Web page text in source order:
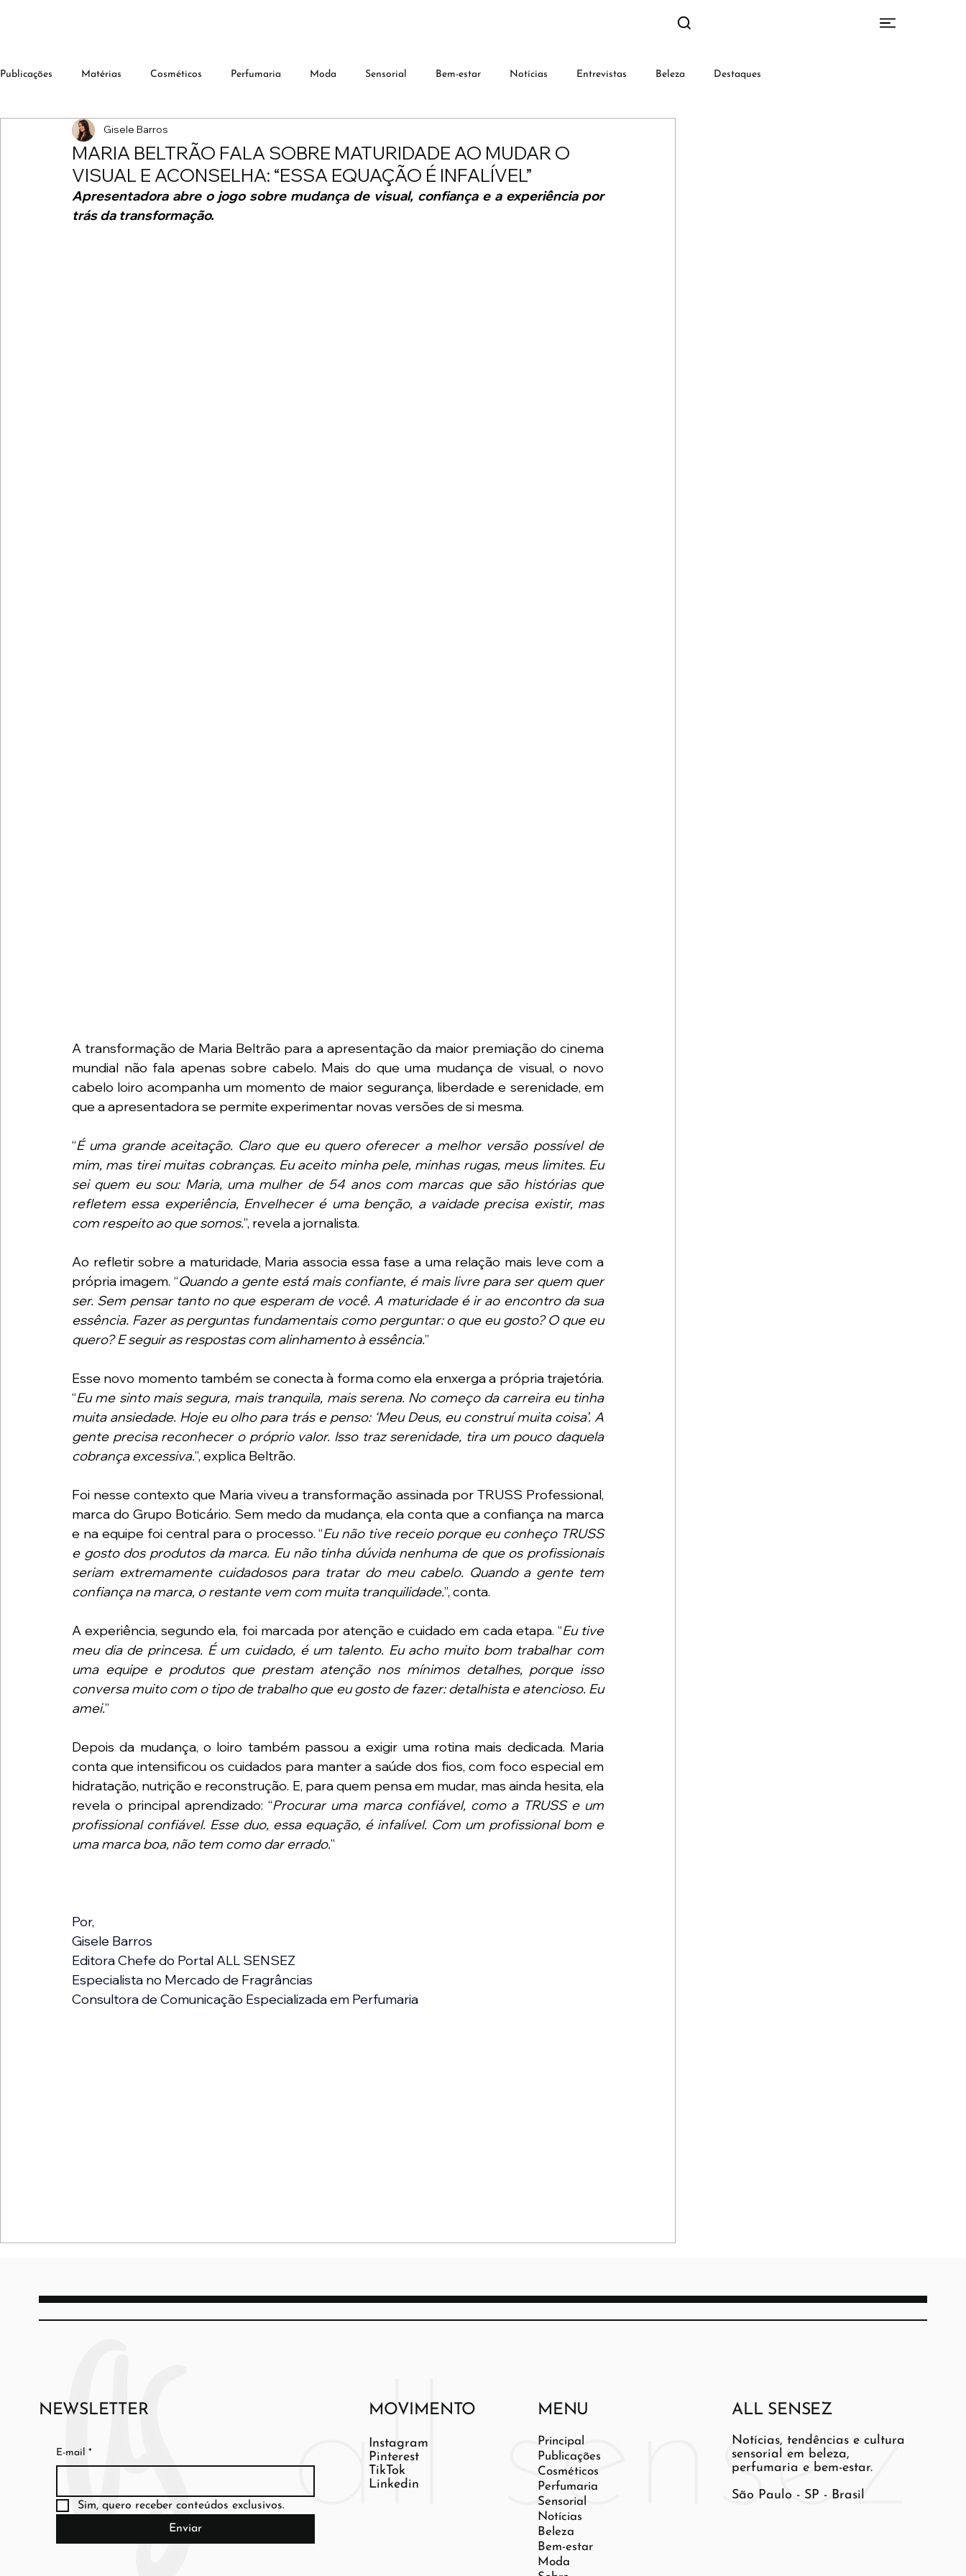
Publicações Matérias Cosméticos Perfumaria Moda Sensorial Bem-estar Notícias Entrevistas Beleza Destaques
MARIA BELTRÃO FALA SOBRE MATURIDADE AO MUDAR O
VISUAL E ACONSELHA: “ESSA EQUAÇÃO É INFALÍVEL”
Gisele Barros
Apresentadora abre o jogo sobre mudança de visual, confiança e a experiência por
trás da transformação.
A transformação de Maria Beltrão para a apresentação da maior premiação do cinema
mundial não fala apenas sobre cabelo. Mais do que uma mudança de visual, o novo
cabelo loiro acompanha um momento de maior segurança, liberdade e serenidade, em
que a apresentadora se permite experimentar novas versões de si mesma.
“É uma grande aceitação. Claro que eu quero oferecer a melhor versão possível de
mim, mas tirei muitas cobranças. Eu aceito minha pele, minhas rugas, meus limites. Eu
sei quem eu sou: Maria, uma mulher de 54 anos com marcas que são histórias que
refletem essa experiência, Envelhecer é uma benção, a vaidade precisa existir, mas
com respeito ao que somos.”, revela a jornalista.
Ao refletir sobre a maturidade, Maria associa essa fase a uma relação mais leve com a
própria imagem. “Quando a gente está mais confiante, é mais livre para ser quem quer
ser. Sem pensar tanto no que esperam de você. A maturidade é ir ao encontro da sua
essência. Fazer as perguntas fundamentais como perguntar: o que eu gosto? O que eu
quero? E seguir as respostas com alinhamento à essência.”
Esse novo momento também se conecta à forma como ela enxerga a própria trajetória.
“Eu me sinto mais segura, mais tranquila, mais serena. No começo da carreira eu tinha
muita ansiedade. Hoje eu olho para trás e penso: ‘Meu Deus, eu construí muita coisa’. A
gente precisa reconhecer o próprio valor. Isso traz serenidade, tira um pouco daquela
cobrança excessiva.”, explica Beltrão.
Foi nesse contexto que Maria viveu a transformação assinada por TRUSS Professional,
marca do Grupo Boticário. Sem medo da mudança, ela conta que a confiança na marca
e na equipe foi central para o processo. “Eu não tive receio porque eu conheço TRUSS
e gosto dos produtos da marca. Eu não tinha dúvida nenhuma de que os profissionais
seriam extremamente cuidadosos para tratar do meu cabelo. Quando a gente tem
confiança na marca, o restante vem com muita tranquilidade.”, conta.
A experiência, segundo ela, foi marcada por atenção e cuidado em cada etapa. “Eu tive
meu dia de princesa. É um cuidado, é um talento. Eu acho muito bom trabalhar com
uma equipe e produtos que prestam atenção nos mínimos detalhes, porque isso
conversa muito com o tipo de trabalho que eu gosto de fazer: detalhista e atencioso. Eu
amei.”
Depois da mudança, o loiro também passou a exigir uma rotina mais dedicada. Maria
conta que intensificou os cuidados para manter a saúde dos fios, com foco especial em
hidratação, nutrição e reconstrução. E, para quem pensa em mudar, mas ainda hesita, ela
revela o principal aprendizado: “Procurar uma marca confiável, como a TRUSS e um
profissional confiável. Esse duo, essa equação, é infalível. Com um profissional bom e
uma marca boa, não tem como dar errado.”
Por,
Gisele Barros
Editora Chefe do Portal ALL SENSEZ
Especialista no Mercado de Fragrâncias
Consultora de Comunicação Especializada em Perfumaria
NEWSLETTER
E-mail *
Sim, quero receber conteúdos exclusivos.
Enviar
MOVIMENTO
Instagram
Pinterest
TikTok
Linkedin
MENU
Principal
Publicações
Cosméticos
Perfumaria
Sensorial
Notícias
Beleza
Bem-estar
Moda
ALL SENSEZ
Notícias, tendências e cultura
sensorial em beleza,
perfumaria e bem-estar.
São Paulo - SP - Brasil